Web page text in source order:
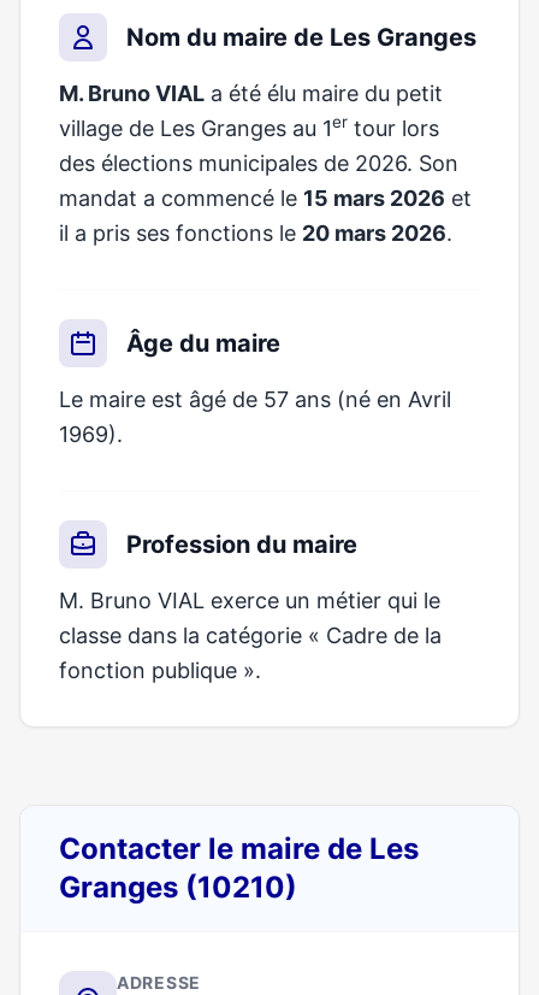
Nom du maire de Les Granges
M. Bruno VIAL a été élu maire du petit
village de Les Granges au 1er tour lors
des élections municipales de 2026. Son
mandat a commencé le 15 mars 2026 et
il a pris ses fonctions le 20 mars 2026.
Âge du maire
Le maire est âgé de 57 ans (né en Avril
1969).
Profession du maire
M. Bruno VIAL exerce un métier qui le
classe dans la catégorie « Cadre de la
fonction publique ».
Contacter le maire de Les
Granges (10210)
ADRESSE